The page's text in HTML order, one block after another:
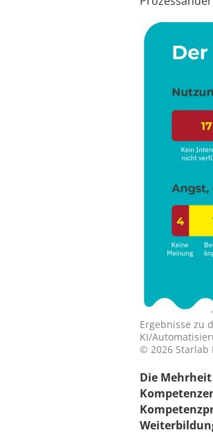
Ergebnisse zu
KI/
© 2026 Starlab
Die